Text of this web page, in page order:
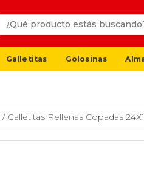
Galletitas Golosinas
/ Galletitas Rellenas Copadas